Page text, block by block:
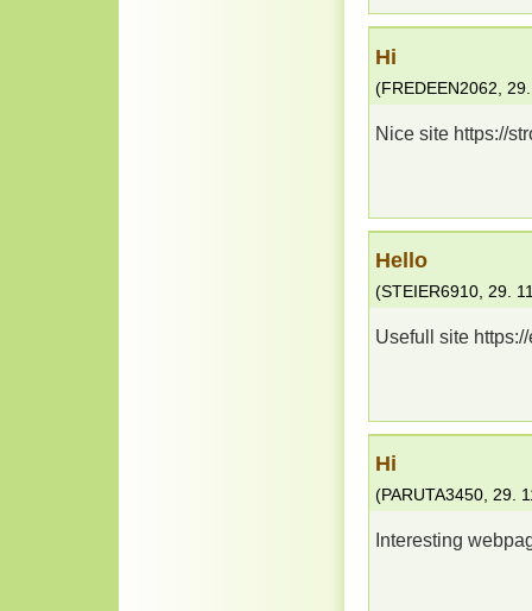
Hi
(FREDEEN2062
Nice site https://
Hello
(STEIER6910 29.
Usefull site
Hi
(PARUTA3450 29.
Interesting